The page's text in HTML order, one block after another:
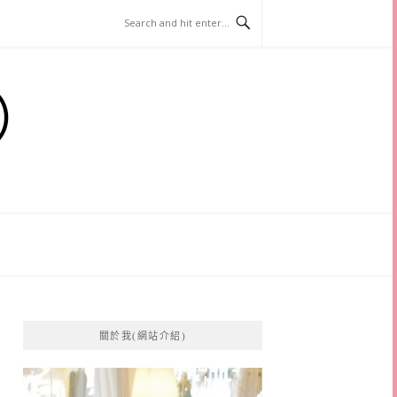
關於我(網站介紹)